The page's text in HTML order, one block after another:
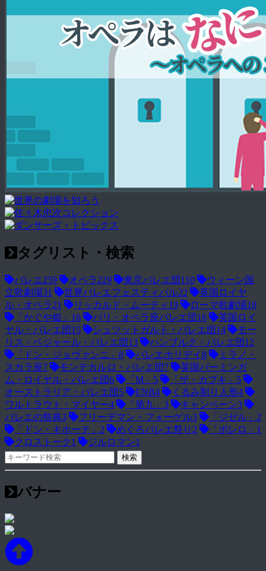
タグリスト・検索
バレエ259 オペラ229 東京バレエ団 110
ウィーン国
立歌劇場31 世界バレエフェスティバル22
英国ロイヤ
ル・オペラ21 リッカルド・ムーティ 19 ローマ歌劇場18
「かぐや姫」 16 パリ・オペラ座バレエ団 16
英国ロイ
ヤル・バレエ団 15 シュツットガルト・バレエ団 14
モー
リス・ベジャール・バレエ団 13 ハンブルク・バレエ団 12
「ドン・ジョヴァンニ」 8 バレエホリデイ8
ミラノ・
スカラ座7 モンテカルロ・バレエ団 7
英国バーミンガ
ム・ロイヤル・バレエ団6 「M」 5 「ザ・カブキ」 5
オーストラリア・バレエ団 5 ENB4 くるみ割り人形4
ワルトラウト・マイヤー4 「第九」 3 キャンペーン3
バレエの祭典3 フリーデマン・フォーゲル3 「ジゼル」 2
「ドン・キホーテ」 2 めぐろバレエ祭り 2 「ボレロ」 1
クロストーク 1 ジルロマン1
バナー